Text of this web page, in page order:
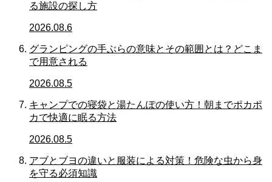
る施設の探し方
2026.08.6
グランピングの手ぶらの意味とその範囲とは？どこま
で用意される
2026.08.5
キャンプでの寝袋と湯たんぽの使い方！朝までポカポ
カで快適に眠る方法
2026.08.5
アブとブヨの違いと服装による対策！危険な虫から身
を守る必須知識